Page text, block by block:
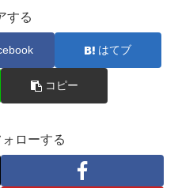
する
はてブ
コピー
ローする